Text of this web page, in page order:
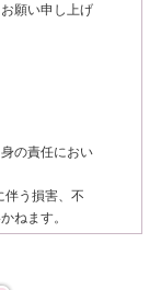
願い申し上げ
の責任におい
う損害、不
ねます。